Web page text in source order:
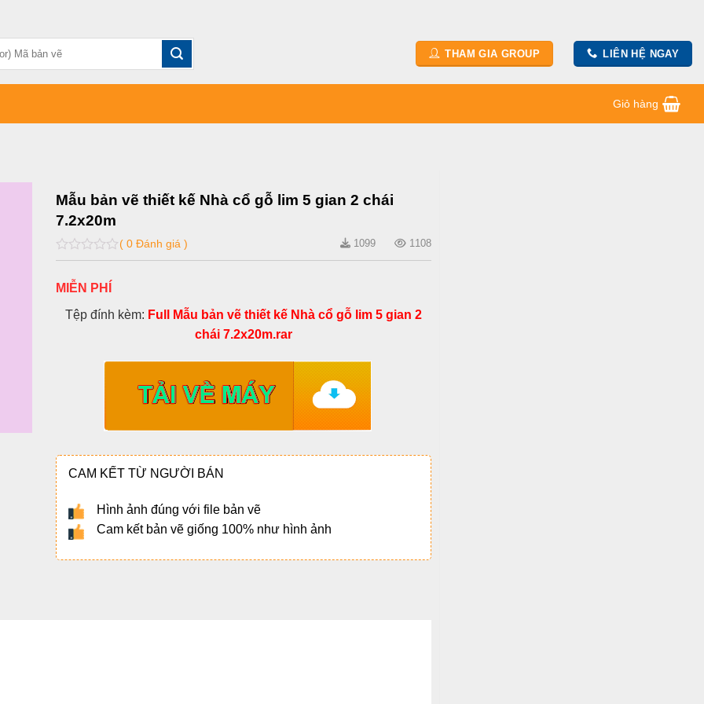
THAM GIA GROUP LIÊN HỆ NGAY
Giỏ hàng
Mẫu bản vẽ thiết kế Nhà cổ gỗ lim 5 gian 2 chái
7.2x20m
0
of
( 0 Đánh giá ) 1099 1108
MIỄN PHÍ
Tệp đính kèm: Full Mẫu bản vẽ thiết kế Nhà cổ gỗ lim 5 gian 2
chái 7.2x20m.rar
CAM KẾT TỪ NGƯỜI BÁN
Hình ảnh đúng với file bản vẽ
Cam kết bản vẽ giống 100% như hình ảnh